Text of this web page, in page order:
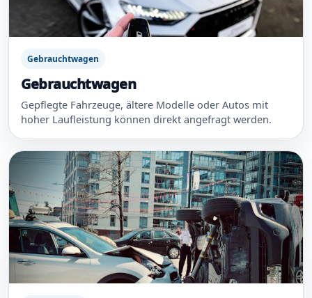
Gebrauchtwagen
Gebrauchtwagen
Gepflegte Fahrzeuge, ältere Modelle oder Autos mit
hoher Laufleistung können direkt angefragt werden.